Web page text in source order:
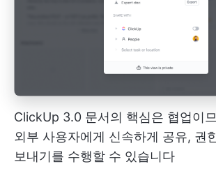
ClickUp 3.0 문서의 핵심은 협업이
외부 사용자에게 신속하게 공유, 권
보내기를 수행할 수 있습니다